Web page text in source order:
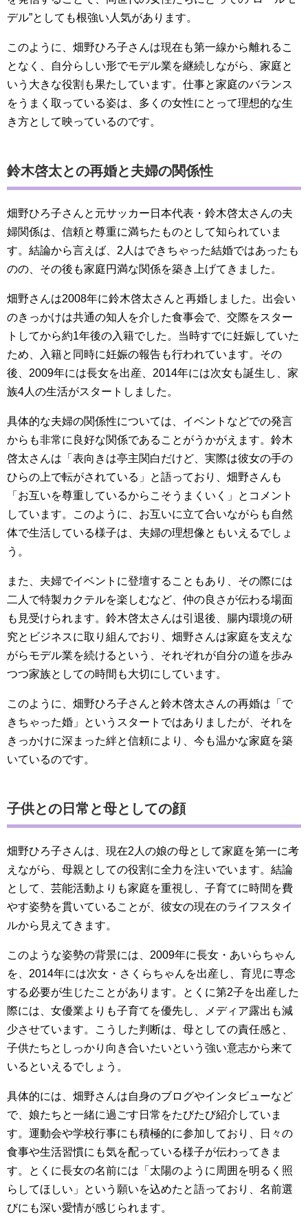
デル”としても根強い人気があります。
このように、畑野ひろ子さんは現在も第一線から離れるこ
となく、自分らしい形でモデル業を継続しながら、家庭と
いう大きな役割も果たしています。仕事と家庭のバランス
をうまく取っている姿は、多くの女性にとって理想的な生
き方として映っているのです。
鈴木啓太との再婚と夫婦の関係性
畑野ひろ子さんと元サッカー日本代表・鈴木啓太さんの夫
婦関係は、信頼と尊重に満ちたものとして知られていま
す。結論から言えば、2人はできちゃった結婚ではあったも
のの、その後も家庭円満な関係を築き上げてきました。
畑野さんは2008年に鈴木啓太さんと再婚しました。出会い
のきっかけは共通の知人を介した食事会で、交際をスター
トしてから約1年後の入籍でした。当時すでに妊娠していた
ため、入籍と同時に妊娠の報告も行われています。その
後、2009年には長女を出産、2014年には次女も誕生し、家
族4人の生活がスタートしました。
具体的な夫婦の関係性については、イベントなどでの発言
からも非常に良好な関係であることがうかがえます。鈴木
啓太さんは「表向きは亭主関白だけど、実際は彼女の手の
ひらの上で転がされている」と語っており、畑野さんも
「お互いを尊重しているからこそうまくいく」とコメント
しています。このように、お互いに立て合いながらも自然
体で生活している様子は、夫婦の理想像ともいえるでしょ
う。
また、夫婦でイベントに登壇することもあり、その際には
二人で特製カクテルを楽しむなど、仲の良さが伝わる場面
も見受けられます。鈴木啓太さんは引退後、腸内環境の研
究とビジネスに取り組んでおり、畑野さんは家庭を支えな
がらモデル業を続けるという、それぞれが自分の道を歩み
つつ家族としての時間も大切にしています。
このように、畑野ひろ子さんと鈴木啓太さんの再婚は「で
きちゃった婚」というスタートではありましたが、それを
きっかけに深まった絆と信頼により、今も温かな家庭を築
いているのです。
子供との日常と母としての顔
畑野ひろ子さんは、現在2人の娘の母として家庭を第一に考
えながら、母親としての役割に全力を注いでいます。結論
として、芸能活動よりも家庭を重視し、子育てに時間を費
やす姿勢を貫いていることが、彼女の現在のライフスタイ
ルから見えてきます。
このような姿勢の背景には、2009年に長女・あいらちゃん
を、2014年には次女・さくらちゃんを出産し、育児に専念
する必要が生じたことがあります。とくに第2子を出産した
際には、女優業よりも子育てを優先し、メディア露出も減
少させています。こうした判断は、母としての責任感と、
子供たちとしっかり向き合いたいという強い意志から来て
いるといえるでしょう。
具体的には、畑野さんは自身のブログやインタビューなど
で、娘たちと一緒に過ごす日常をたびたび紹介していま
す。運動会や学校行事にも積極的に参加しており、日々の
食事や生活習慣にも気を配っている様子が伝わってきま
す。とくに長女の名前には「太陽のように周囲を明るく照
らしてほしい」という願いを込めたと語っており、名前選
びにも深い愛情が感じられます。